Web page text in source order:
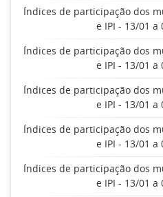
Índices de participação dos
e IPI - 13/01 a
Índices de participação dos
e IPI - 13/01 a
Índices de participação dos
e IPI - 13/01 a
Índices de participação dos
e IPI - 13/01 a
Índices de participação dos
e IPI - 13/01 a